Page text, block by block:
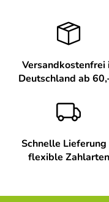
Geschichten –
für weitere
Diese sorgfältig von
hohe Kunstfertigkeit
Jeder Pinselstrich
jahrhundertealter
in die Welt des
verzaubern.
Das Hauptmaterial
Versandkostenfrei
Deutschland ab
Schnelle Lieferung
flexible Zahlarten